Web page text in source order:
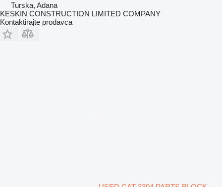
Turska, Adana
KESKIN CONSTRUCTION LIMITED COMPANY
Kontaktirajte prodavca